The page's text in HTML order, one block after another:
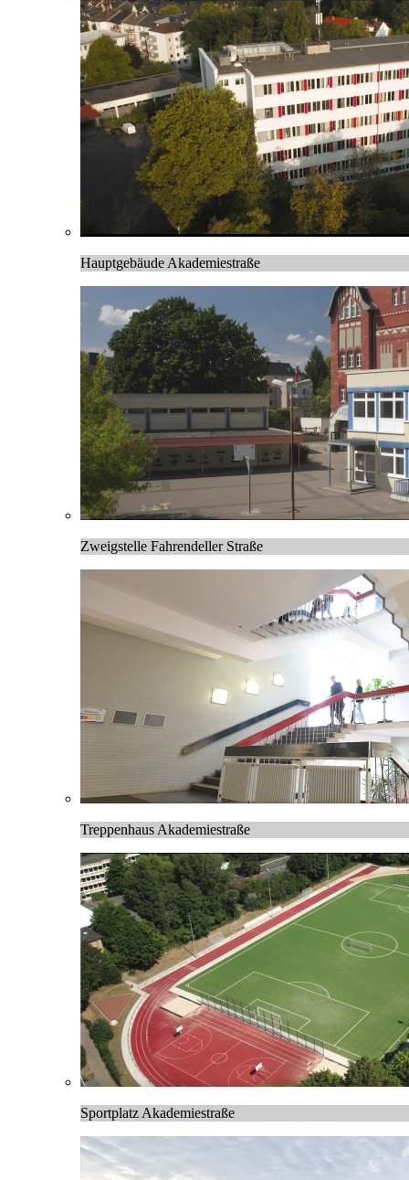
Hauptgebäude Akademiestraße
Zweigstelle Fahrendeller Straße
Treppenhaus Akademiestraße
Sportplatz Akademiestraße